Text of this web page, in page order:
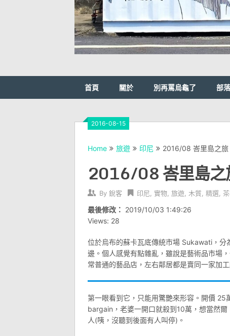
首頁 關於 別再罵烏龜了 部
2016-08-15
Home 旅遊 印尼 2016/08 峇里島之
2016/08 峇里島
By 銳客 印尼 實物 旅遊 木質 精選
最後修改： 2019/10/03 1:49:26
Views: 28
位於烏布的蘇卡瓦底傳統市場 Sukawati，
邊。個人感覺有點雜亂，雖說是藝術品市場
常普通的藝品店，左右鄰居都是賣同一家加
第一眼看到它，只能用驚艷來形容。開價
bargain，老婆一開口就殺到10萬，想當然
人(咦，沒聽到後面有人叫停)。